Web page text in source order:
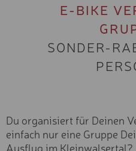
Für Kinder bis zum 12.
die Radhelmpflicht.
10% Online-Bucher-
E-BIKE
SONDER-
Du organisiert für Deinen
einfach nur eine Gruppe
Ausflug im